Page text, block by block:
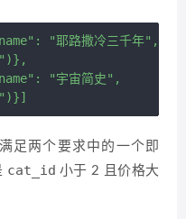
"耶路撒冷三千年",
"宇宙简史",
足两个要求中的一个即
cat_id 小于 2 且价格大